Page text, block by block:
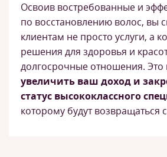
Освоив востребованные и
по восстановлению волос, вы
клиентам не просто услуги, а
решения для здоровья и
долгосрочные отношения.
увеличить ваш доход и
статус высококлассного
которому будут возвращаться